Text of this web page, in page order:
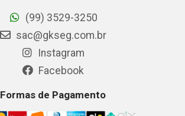
(99) 3529-3250
sac@gkseg.com.br
Instagram
Facebook
Formas de Pagamento